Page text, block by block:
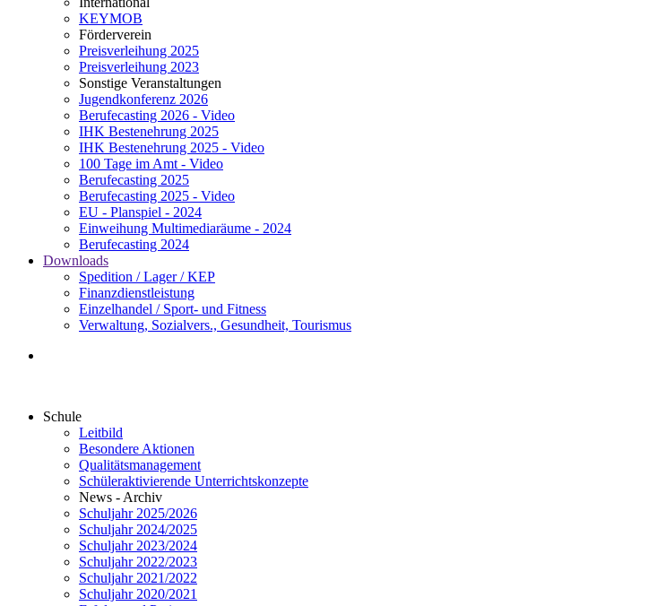
KEYMOB
Förderverein
Preisverleihung 2025
Preisverleihung 2023
Sonstige Veranstaltungen
Jugendkonferenz 2026
Berufecasting 2026 - Video
IHK Bestenehrung 2025
IHK Bestenehrung 2025 - Video
100 Tage im Amt - Video
Berufecasting 2025
Berufecasting 2025 - Video
EU - Planspiel - 2024
Einweihung Multimediaräume - 2024
Berufecasting 2024
Downloads
Spedition / Lager / KEP
Finanzdienstleistung
Einzelhandel / Sport- und Fitness
Verwaltung, Sozialvers., Gesundheit, Tourismus
Schule
Leitbild
Besondere Aktionen
Qualitätsmanagement
Schüleraktivierende Unterrichtskonzepte
News - Archiv
Schuljahr 2025/2026
Schuljahr 2024/2025
Schuljahr 2023/2024
Schuljahr 2022/2023
Schuljahr 2021/2022
Schuljahr 2020/2021